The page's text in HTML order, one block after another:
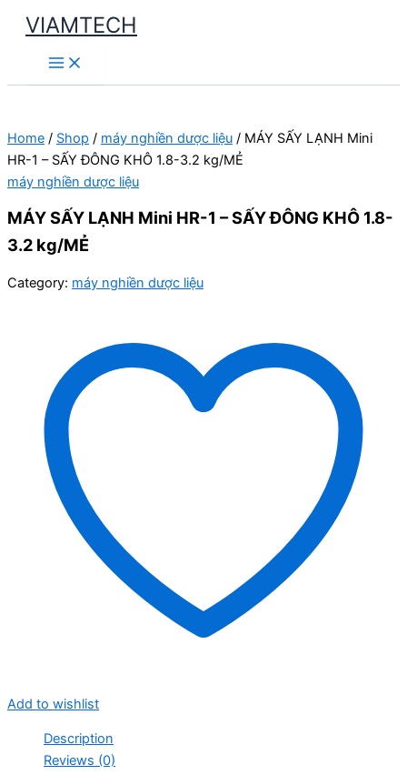
Skip
content
VIAMTECH
Main
Menu
Home / Shop / máy nghiền dược liệu / MÁY SẤY LẠNH Mini
HR-1 – SẤY ĐÔNG KHÔ 1.8-3.2 kg/MẺ
máy nghiền dược liệu
MÁY SẤY LẠNH Mini HR-1 – SẤY ĐÔNG KHÔ 1.8-
3.2 kg/MẺ
Category: máy nghiền dược liệu
Add to wishlist
Description
Reviews (0)